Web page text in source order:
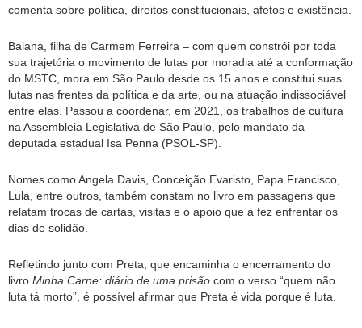
comenta sobre política, direitos constitucionais, afetos e existência.
Baiana, filha de Carmem Ferreira – com quem constrói por toda
sua trajetória o movimento de lutas por moradia até a conformação
do MSTC, mora em São Paulo desde os 15 anos e constitui suas
lutas nas frentes da política e da arte, ou na atuação indissociável
entre elas. Passou a coordenar, em 2021, os trabalhos de cultura
na Assembleia Legislativa de São Paulo, pelo mandato da
deputada estadual Isa Penna (PSOL-SP).
Nomes como Angela Davis, Conceição Evaristo, Papa Francisco,
Lula, entre outros, também constam no livro em passagens que
relatam trocas de cartas, visitas e o apoio que a fez enfrentar os
dias de solidão.
Refletindo junto com Preta, que encaminha o encerramento do
livro Minha Carne: diário de uma prisão com o verso “quem não
luta tá morto”, é possível afirmar que Preta é vida porque é luta.